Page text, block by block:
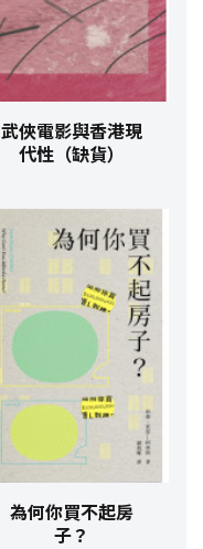
武俠電影與香港現
代性（缺貨）
為何你買不起房
子？